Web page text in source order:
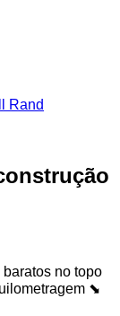
Rand
baratos no topo
⬊